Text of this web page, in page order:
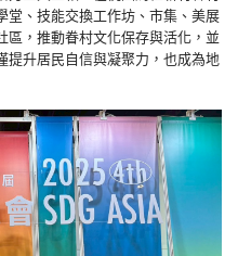
堂、技能交換工作坊、市集、美展
區，推動眷村文化保存與活化，並
提升居民自信與凝聚力，也成為地